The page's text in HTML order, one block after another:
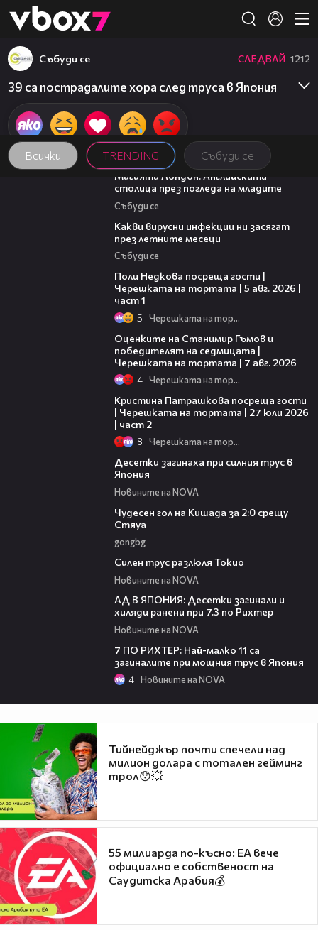
👾
Всички TRENDING Събуди се
Събуди се СЛЕДВАЙ 1212
39 са пострадалите хора след труса в Япония
05:03
Магията Лондон: Английската
столица през погледа на младите
Събуди се
Какви вирусни инфекции ни засягат
през летните месеци
Събуди се
Поли Недкова посреща гости |
Черешката на тортата | 5 авг. 2026 |
част 1
5 Черешката на тортата
Оценките на Станимир Гъмов и
победителят на седмицата |
Черешката на тортата | 7 авг. 2026
4 Черешката на тортата
Кристина Патрашкова посреща гости
| Черешката на тортата | 27 юли 2026
| част 2
8 Черешката на тортата
Десетки загинаха при силния трус в
Япония
Новините на NOVA
Чудесен гол на Кишада за 2:0 срещу
Стяуа
gongbg
Силен трус разлюля Токио
Новините на NOVA
АД В ЯПОНИЯ: Десетки загинали и
хиляди ранени при 7.3 по Рихтер
Новините на NOVA
7 ПО РИХТЕР: Най-малко 11 са
загиналите при мощния трус в Япония
4 Новините на NOVA
Тийнейджър почти спечели над
милион долара с тотален гейминг
трол😯💥
55 милиарда по-късно: EA вече
официално е собственост на
Саудитска Арабия💰